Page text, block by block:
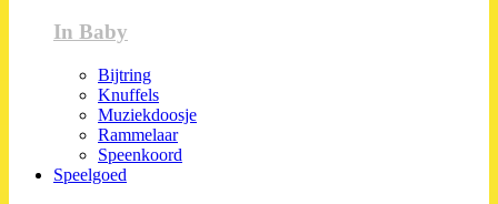
In Baby
Bijtring
Knuffels
Muziekdoosje
Rammelaar
Speenkoord
Speelgoed